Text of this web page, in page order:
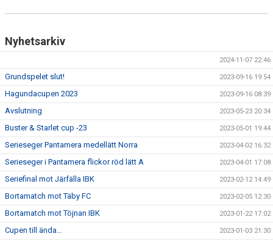
Nyhetsarkiv
2024-11-07 22:46
Grundspelet slut! 2023-09-16 19:54
Hagundacupen 2023 2023-09-16 08:39
Avslutning 2023-05-23 20:34
Buster & Starlet cup -23 2023-05-01 19:44
Serieseger Pantamera medellätt Norra 2023-04-02 16:32
Serieseger i Pantamera flickor röd lätt A 2023-04-01 17:08
Seriefinal mot Järfälla IBK 2023-02-12 14:49
Bortamatch mot Täby FC 2023-02-05 12:30
Bortamatch mot Töjnan IBK 2023-01-22 17:02
Cupen till ända… 2023-01-03 21:30